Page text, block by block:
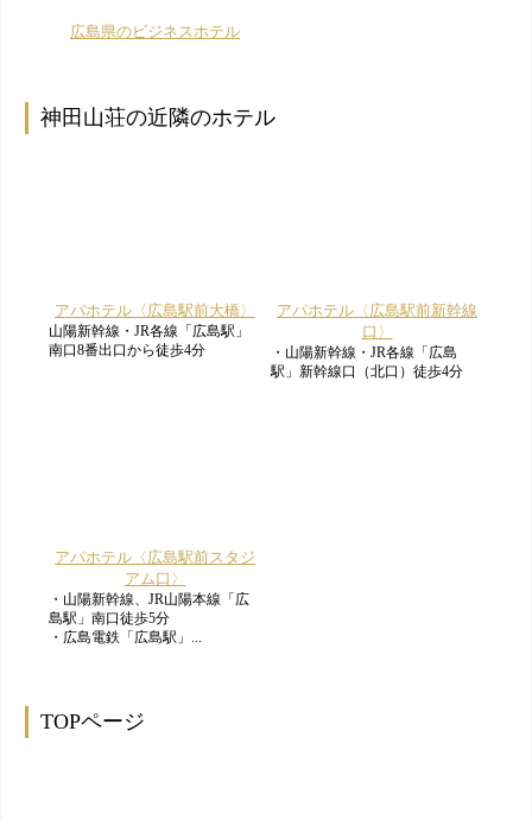
広島県のビジネスホテル
神田山荘の近隣のホテル
アパホテル〈広島駅前大橋〉
山陽新幹線・JR各線「広島駅」
南口8番出口から徒歩4分
アパホテル〈広島駅前新幹線
口〉
・山陽新幹線・JR各線「広島
駅」新幹線口（北口）徒歩4分
アパホテル〈広島駅前スタジ
アム口〉
・山陽新幹線、JR山陽本線「広
島駅」南口徒歩5分
・広島電鉄「広島駅」...
TOPページ